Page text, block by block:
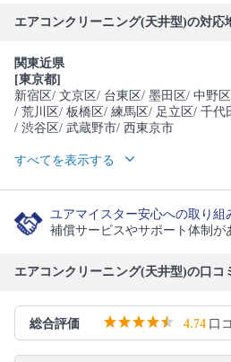
エアコンクリーニング(天井型)の対応
関東近県
[東京都]
新宿区/ 文京区/ 台東区/ 墨田区/ 中野区
/ 荒川区/ 板橋区/ 練馬区/ 足立区/ 千代
/ 渋谷区/ 武蔵野市/ 西東京市
すべてを表示する
ユアマイスター安心への取り組
補償サービスやサポート体制が
エアコンクリーニング(天井型)の口コ
総合評価 4.74 口